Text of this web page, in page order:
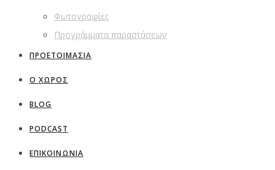
Φωτογραφίες
Προγράμματα παραστάσεων
ΠΡΟΕΤΟΙΜΑΣΙΑ
Ο ΧΩΡΟΣ
BLOG
PODCAST
ΕΠΙΚΟΙΝΩΝΙΑ